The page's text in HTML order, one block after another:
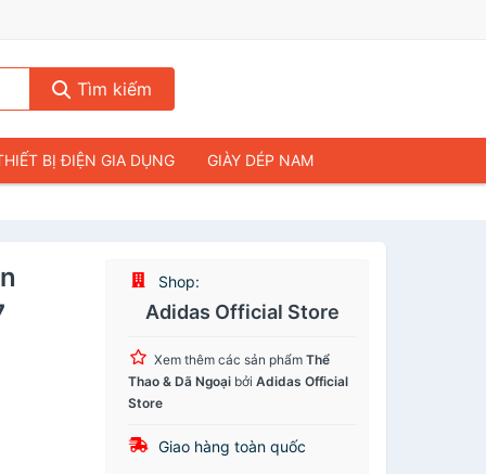
Tìm kiếm
BỊ ĐIỆN GIA DỤNG GIÀY DÉP NAM
MÁY TÍNH & LAPTOP
Shop:
Adidas Official Store
Xem thêm các sản phẩmThể
Thao & Dã Ngoại bởiAdidas Official
Store
Giao hàng toàn quốc